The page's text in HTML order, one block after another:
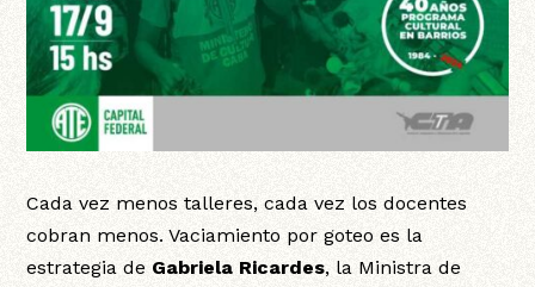
Cada vez menos talleres, cada vez los docentes
cobran menos. Vaciamiento por goteo es la
estrategia de Gabriela Ricardes, la Ministra de